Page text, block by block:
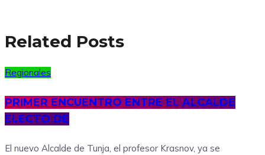
Related Posts
Regionales
PRIMER ENCUENTRO ENTRE EL ALCALDE
ELECTO DE
El nuevo Alcalde de Tunja, el profesor Krasnov, ya se